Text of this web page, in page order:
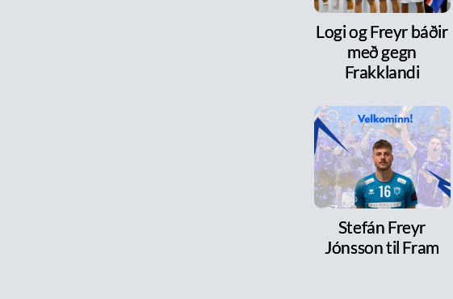
Logi og Freyr báðir
með gegn
Frakklandi
Stefán Freyr
Jónsson til Fram